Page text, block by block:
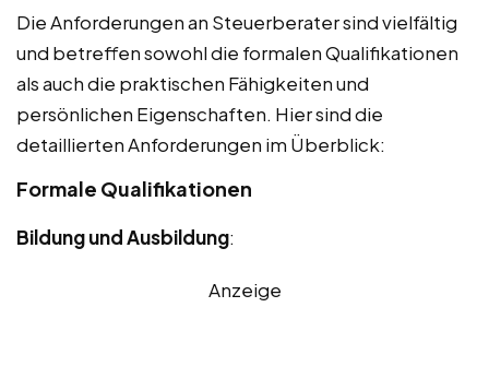
Die Anforderungen an Steuerberater sind vielfältig
und betreffen sowohl die formalen Qualifikationen
als auch die praktischen Fähigkeiten und
persönlichen Eigenschaften. Hier sind die
detaillierten Anforderungen im Überblick:
Formale Qualifikationen
Bildung und Ausbildung:
Anzeige